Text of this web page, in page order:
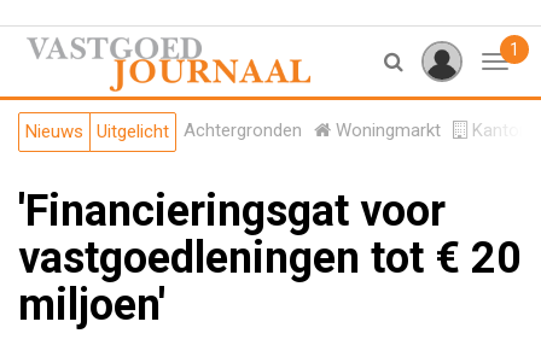
1
Nieuws Uitgelicht Achtergronden Woningmarkt
'Financieringsgat voor
vastgoedleningen tot € 20
miljoen'